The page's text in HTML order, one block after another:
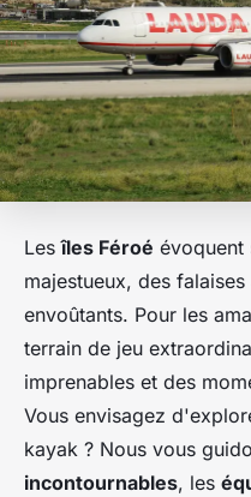
Lesîles Féroé évoquent
majestueux, des
envoûtants. Pour les
terrain de jeu
imprenables et des
Vous envisagez
kayak ? Nous vous
incontournables, les